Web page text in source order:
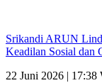
Srikandi ARUN
Keadilan Sosial dan
22 Juni 2026 | 17:38